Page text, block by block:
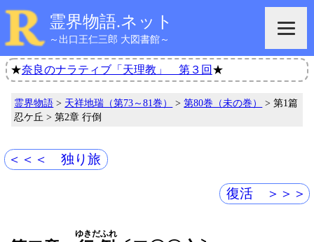
霊界物語.ネット
～出口王仁三郎 大図書館～
★奈良のナラティブ「天理教」 第３回 ★
霊界物語 > 天祥地瑞（第73～81巻） >第80巻（未の巻）
> 第1篇
忍ケ丘 > 第2章 行倒
＜＜＜ 独り旅
復活 ＞＞＞
ゆきだふれ